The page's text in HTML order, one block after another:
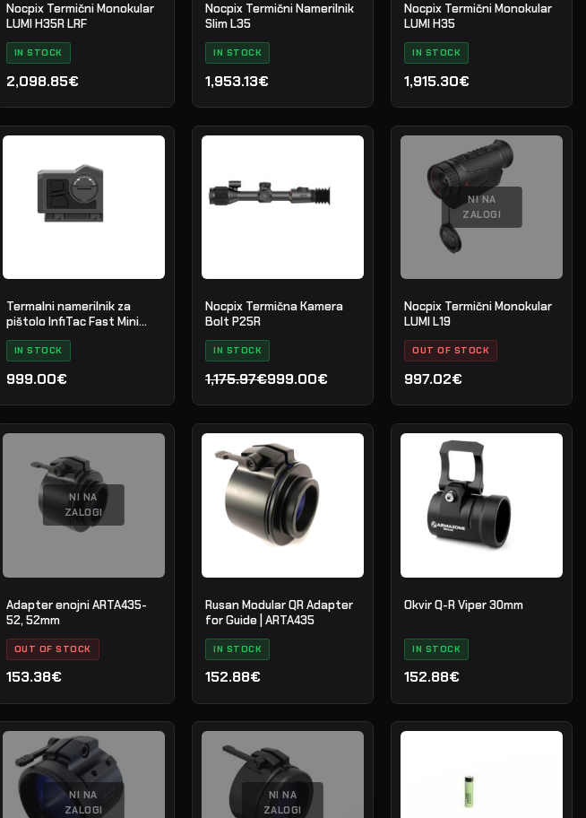
Nocpix Termični Monokular
LUMI H35R LRF
IN STOCK
2,098.85€
Nocpix Termični Namerilnik
Slim L35
IN STOCK
1,953.13€
Nocpix Termični Monokular
LUMI H35
IN STOCK
1,915.30€
Termalni namerilnik za
pištolo InfiTac Fast Mini
FMP13
IN STOCK
999.00€
Nocpix Termična Kamera
Bolt P25R
IN STOCK
1,175.97€
Izvirna
cena
je
bila:
1,175.97€.
999.00€
Trenutna
cena
je:
999.00€.
NI NA
ZALOGI
Nocpix Termični Monokular
LUMI L19
OUT OF STOCK
997.02€
NI NA
ZALOGI
Adapter enojni ARTA435-
52, 52mm
OUT OF STOCK
153.38€
Rusan Modular QR Adapter
for Guide | ARTA435
IN STOCK
152.88€
Okvir Q-R Viper 30mm
IN STOCK
152.88€
NI NA
ZALOGI
NI NA
ZALOGI